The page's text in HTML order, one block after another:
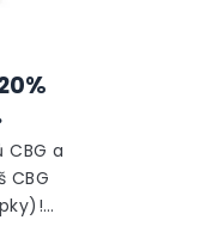
a
CBG